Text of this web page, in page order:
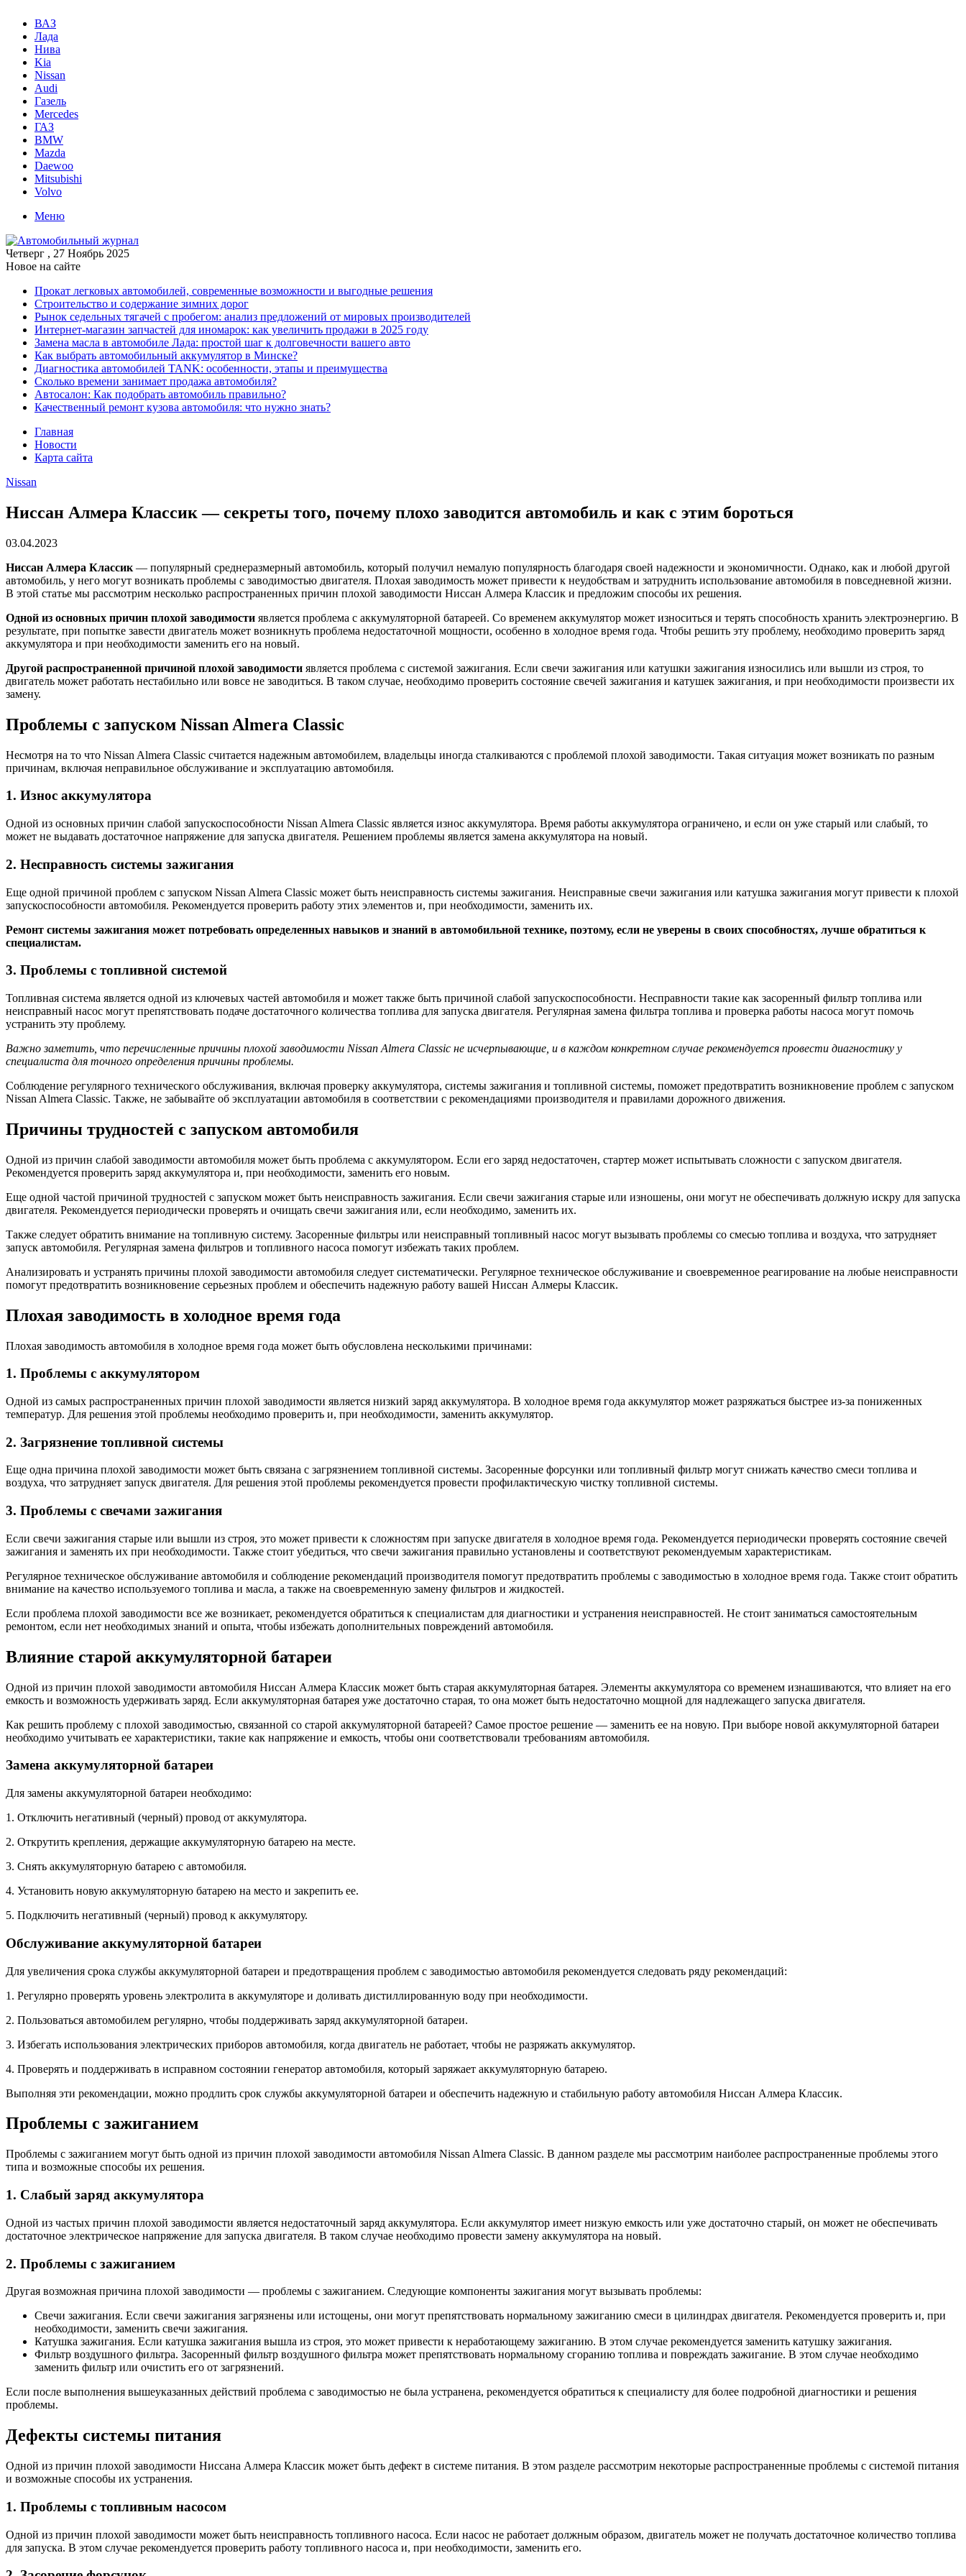
ВАЗ
Лада
Нива
Kia
Nissan
Audi
Газель
Mercedes
ГАЗ
BMW
Mazda
Daewoo
Mitsubishi
Volvo
Меню
Четверг , 27 Ноябрь 2025
Новое на сайте
Прокат легковых автомобилей, современные возможности и выгодные решения
Строительство и содержание зимних дорог
Рынок седельных тягачей с пробегом: анализ предложений от мировых производителей
Интернет-магазин запчастей для иномарок: как увеличить продажи в 2025 году
Замена масла в автомобиле Лада: простой шаг к долговечности вашего авто
Как выбрать автомобильный аккумулятор в Минске?
Диагностика автомобилей TANK: особенности, этапы и преимущества
Сколько времени занимает продажа автомобиля?
Автосалон: Как подобрать автомобиль правильно?
Качественный ремонт кузова автомобиля: что нужно знать?
Главная
Новости
Карта сайта
Nissan
Ниссан Алмера Классик — секреты того, почему плохо заводится автомобиль и как с этим бороться
03.04.2023
Ниссан Алмера Классик — популярный среднеразмерный автомобиль, который получил немалую популярность благодаря своей надежности и экономичности. Однако, как и любой другой
автомобиль, у него могут возникать проблемы с заводимостью двигателя. Плохая заводимость может привести к неудобствам и затруднить использование автомобиля в повседневной жизни.
В этой статье мы рассмотрим несколько распространенных причин плохой заводимости Ниссан Алмера Классик и предложим способы их решения.
Одной из основных причин плохой заводимости является проблема с аккумуляторной батареей. Со временем аккумулятор может износиться и терять способность хранить электроэнергию. В
результате, при попытке завести двигатель может возникнуть проблема недостаточной мощности, особенно в холодное время года. Чтобы решить эту проблему, необходимо проверить заряд
аккумулятора и при необходимости заменить его на новый.
Другой распространенной причиной плохой заводимости является проблема с системой зажигания. Если свечи зажигания или катушки зажигания износились или вышли из строя, то
двигатель может работать нестабильно или вовсе не заводиться. В таком случае, необходимо проверить состояние свечей зажигания и катушек зажигания, и при необходимости произвести их
замену.
Проблемы с запуском Nissan Almera Classic
Несмотря на то что Nissan Almera Classic считается надежным автомобилем, владельцы иногда сталкиваются с проблемой плохой заводимости. Такая ситуация может возникать по разным
причинам, включая неправильное обслуживание и эксплуатацию автомобиля.
1. Износ аккумулятора
Одной из основных причин слабой запускоспособности Nissan Almera Classic является износ аккумулятора. Время работы аккумулятора ограничено, и если он уже старый или слабый, то
может не выдавать достаточное напряжение для запуска двигателя. Решением проблемы является замена аккумулятора на новый.
2. Несправность системы зажигания
Еще одной причиной проблем с запуском Nissan Almera Classic может быть неисправность системы зажигания. Неисправные свечи зажигания или катушка зажигания могут привести к плохой
запускоспособности автомобиля. Рекомендуется проверить работу этих элементов и, при необходимости, заменить их.
Ремонт системы зажигания может потребовать определенных навыков и знаний в автомобильной технике, поэтому, если не уверены в своих способностях, лучше обратиться к
специалистам.
3. Проблемы с топливной системой
Топливная система является одной из ключевых частей автомобиля и может также быть причиной слабой запускоспособности. Несправности такие как засоренный фильтр топлива или
неисправный насос могут препятствовать подаче достаточного количества топлива для запуска двигателя. Регулярная замена фильтра топлива и проверка работы насоса могут помочь
устранить эту проблему.
Важно заметить, что перечисленные причины плохой заводимости Nissan Almera Classic не исчерпывающие, и в каждом конкретном случае рекомендуется провести диагностику у
специалиста для точного определения причины проблемы.
Соблюдение регулярного технического обслуживания, включая проверку аккумулятора, системы зажигания и топливной системы, поможет предотвратить возникновение проблем с запуском
Nissan Almera Classic. Также, не забывайте об эксплуатации автомобиля в соответствии с рекомендациями производителя и правилами дорожного движения.
Причины трудностей с запуском автомобиля
Одной из причин слабой заводимости автомобиля может быть проблема с аккумулятором. Если его заряд недостаточен, стартер может испытывать сложности с запуском двигателя.
Рекомендуется проверить заряд аккумулятора и, при необходимости, заменить его новым.
Еще одной частой причиной трудностей с запуском может быть неисправность зажигания. Если свечи зажигания старые или изношены, они могут не обеспечивать должную искру для запуска
двигателя. Рекомендуется периодически проверять и очищать свечи зажигания или, если необходимо, заменить их.
Также следует обратить внимание на топливную систему. Засоренные фильтры или неисправный топливный насос могут вызывать проблемы со смесью топлива и воздуха, что затрудняет
запуск автомобиля. Регулярная замена фильтров и топливного насоса помогут избежать таких проблем.
Анализировать и устранять причины плохой заводимости автомобиля следует систематически. Регулярное техническое обслуживание и своевременное реагирование на любые неисправности
помогут предотвратить возникновение серьезных проблем и обеспечить надежную работу вашей Ниссан Алмеры Классик.
Плохая заводимость в холодное время года
Плохая заводимость автомобиля в холодное время года может быть обусловлена несколькими причинами:
1. Проблемы с аккумулятором
Одной из самых распространенных причин плохой заводимости является низкий заряд аккумулятора. В холодное время года аккумулятор может разряжаться быстрее из-за пониженных
температур. Для решения этой проблемы необходимо проверить и, при необходимости, заменить аккумулятор.
2. Загрязнение топливной системы
Еще одна причина плохой заводимости может быть связана с загрязнением топливной системы. Засоренные форсунки или топливный фильтр могут снижать качество смеси топлива и
воздуха, что затрудняет запуск двигателя. Для решения этой проблемы рекомендуется провести профилактическую чистку топливной системы.
3. Проблемы с свечами зажигания
Если свечи зажигания старые или вышли из строя, это может привести к сложностям при запуске двигателя в холодное время года. Рекомендуется периодически проверять состояние свечей
зажигания и заменять их при необходимости. Также стоит убедиться, что свечи зажигания правильно установлены и соответствуют рекомендуемым характеристикам.
Регулярное техническое обслуживание автомобиля и соблюдение рекомендаций производителя помогут предотвратить проблемы с заводимостью в холодное время года. Также стоит обратить
внимание на качество используемого топлива и масла, а также на своевременную замену фильтров и жидкостей.
Если проблема плохой заводимости все же возникает, рекомендуется обратиться к специалистам для диагностики и устранения неисправностей. Не стоит заниматься самостоятельным
ремонтом, если нет необходимых знаний и опыта, чтобы избежать дополнительных повреждений автомобиля.
Влияние старой аккумуляторной батареи
Одной из причин плохой заводимости автомобиля Ниссан Алмера Классик может быть старая аккумуляторная батарея. Элементы аккумулятора со временем изнашиваются, что влияет на его
емкость и возможность удерживать заряд. Если аккумуляторная батарея уже достаточно старая, то она может быть недостаточно мощной для надлежащего запуска двигателя.
Как решить проблему с плохой заводимостью, связанной со старой аккумуляторной батареей? Самое простое решение — заменить ее на новую. При выборе новой аккумуляторной батареи
необходимо учитывать ее характеристики, такие как напряжение и емкость, чтобы они соответствовали требованиям автомобиля.
Замена аккумуляторной батареи
Для замены аккумуляторной батареи необходимо:
1. Отключить негативный (черный) провод от аккумулятора.
2. Открутить крепления, держащие аккумуляторную батарею на месте.
3. Снять аккумуляторную батарею с автомобиля.
4. Установить новую аккумуляторную батарею на место и закрепить ее.
5. Подключить негативный (черный) провод к аккумулятору.
Обслуживание аккумуляторной батареи
Для увеличения срока службы аккумуляторной батареи и предотвращения проблем с заводимостью автомобиля рекомендуется следовать ряду рекомендаций:
1. Регулярно проверять уровень электролита в аккумуляторе и доливать дистиллированную воду при необходимости.
2. Пользоваться автомобилем регулярно, чтобы поддерживать заряд аккумуляторной батареи.
3. Избегать использования электрических приборов автомобиля, когда двигатель не работает, чтобы не разряжать аккумулятор.
4. Проверять и поддерживать в исправном состоянии генератор автомобиля, который заряжает аккумуляторную батарею.
Выполняя эти рекомендации, можно продлить срок службы аккумуляторной батареи и обеспечить надежную и стабильную работу автомобиля Ниссан Алмера Классик.
Проблемы с зажиганием
Проблемы с зажиганием могут быть одной из причин плохой заводимости автомобиля Nissan Almera Classic. В данном разделе мы рассмотрим наиболее распространенные проблемы этого
типа и возможные способы их решения.
1. Слабый заряд аккумулятора
Одной из частых причин плохой заводимости является недостаточный заряд аккумулятора. Если аккумулятор имеет низкую емкость или уже достаточно старый, он может не обеспечивать
достаточное электрическое напряжение для запуска двигателя. В таком случае необходимо провести замену аккумулятора на новый.
2. Проблемы с зажиганием
Другая возможная причина плохой заводимости — проблемы с зажиганием. Следующие компоненты зажигания могут вызывать проблемы:
Свечи зажигания. Если свечи зажигания загрязнены или истощены, они могут препятствовать нормальному зажиганию смеси в цилиндрах двигателя. Рекомендуется проверить и, при
необходимости, заменить свечи зажигания.
Катушка зажигания. Если катушка зажигания вышла из строя, это может привести к неработающему зажиганию. В этом случае рекомендуется заменить катушку зажигания.
Фильтр воздушного фильтра. Засоренный фильтр воздушного фильтра может препятствовать нормальному сгоранию топлива и повреждать зажигание. В этом случае необходимо
заменить фильтр или очистить его от загрязнений.
Если после выполнения вышеуказанных действий проблема с заводимостью не была устранена, рекомендуется обратиться к специалисту для более подробной диагностики и решения
проблемы.
Дефекты системы питания
Одной из причин плохой заводимости Ниссана Алмера Классик может быть дефект в системе питания. В этом разделе рассмотрим некоторые распространенные проблемы с системой питания
и возможные способы их устранения.
1. Проблемы с топливным насосом
Одной из причин плохой заводимости может быть неисправность топливного насоса. Если насос не работает должным образом, двигатель может не получать достаточное количество топлива
для запуска. В этом случае рекомендуется проверить работу топливного насоса и, при необходимости, заменить его.